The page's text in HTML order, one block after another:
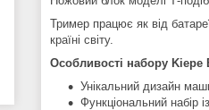
Тример працює як від
країні світу.
Особливості набору Kiepe
Унікальний дизайн
Функціональний набір